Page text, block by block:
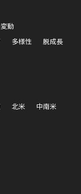
動
多様性 脱成長
北米
中南米